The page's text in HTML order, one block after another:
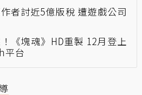
作者討近5億版稅 遭遊戲公司
《塊魂》HD重製 12月登上
平台